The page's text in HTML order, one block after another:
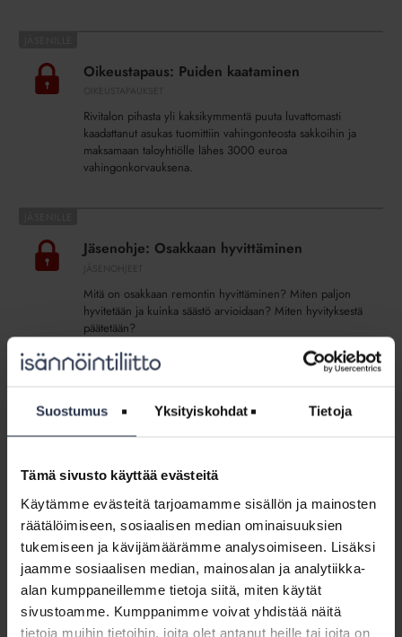
Suostumus Yksityiskohdat Tietoja
Tämä sivusto käyttää evästeitä
Käytämme evästeitä tarjoamamme sisällön ja mainosten
räätälöimiseen, sosiaalisen median ominaisuuksien
tukemiseen ja kävijämäärämme analysoimiseen. Lisäksi
jaamme sosiaalisen median, mainosalan ja analytiikka-
alan kumppaneillemme tietoja siitä, miten käytät
sivustoamme. Kumppanimme voivat yhdistää näitä
tietoja muihin tietoihin, joita olet antanut heille tai joita on
Puiden
kaataminen
Oikeustapaus: Puiden kaataminen
Rivitalon pihasta yli kaksikymmentä puuta luvattomasti
kaadattanut asukas tuomittiin vahingonteosta sakkoihin ja
maksamaan taloyhtiölle lähes 3000 euroa
vahingonkorvauksena.
Osakkaan
hyvittäminenJäsenohje: Osakkaan hyvittäminen
Mitä on osakkaan remontin hyvittäminen? Miten paljon
hyvitetään ja kuinka säästö arvioidaan? Miten hyvityksestä
päätetään?
uudistaminen
ja
Jäsenohje: Sisäverkkojen uudistaminen ja
kunnossapito
Nopeat laajakaistayhteydet ja häiriöttömät televisiopalvelut
edellyttävät laadukasta sisäverkkoa. Mitä ovat taloyhtiön
sisäverkot? Pitääkö sisäverkot uusia korjaushankkeen
yhteydessä? Mikä on Viestintäviraston määräys 65?
Miten isännöinti hoitaa määräyksen velvoitteet taloyhtiön
hankkeessa? Miten määräys huomioidaan osakkaan
remontissa?
Jäsenohje: